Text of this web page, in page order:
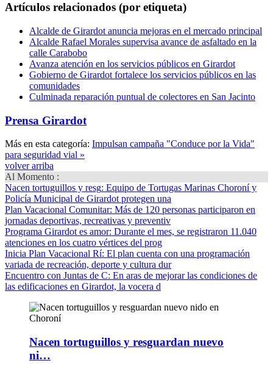
Artículos relacionados (por etiqueta)
Alcalde de Girardot anuncia mejoras en el mercado principal
Alcalde Rafael Morales supervisa avance de asfaltado en la
calle Carabobo
Avanza atención en los servicios públicos en Girardot
Gobierno de Girardot fortalece los servicios públicos en las
comunidades
Culminada reparación puntual de colectores en San Jacinto
Prensa Girardot
Más en esta categoría: Impulsan campaña "Conduce por la Vida"
para seguridad vial »
volver arriba
Al Momento :
Nacen tortuguillos y resg: Equipo de Tortugas Marinas Choroní y
Policía Municipal de Girardot protegen una
Plan Vacacional Comunitar: Más de 120 personas participaron en
jornadas deportivas, recreativas y preventiv
Programa Girardot es amor: Durante el mes, se registraron 11.040
atenciones en los cuatro vértices del prog
Inicia Plan Vacacional Rí: El plan cuenta con una programación
variada de recreación, deporte y cultura dur
Encuentro con Juntas de C: En aras de mejorar las condiciones de
las edificaciones en Girardot, la vocera d
Nacen tortuguillos y resguardan nuevo
ni…